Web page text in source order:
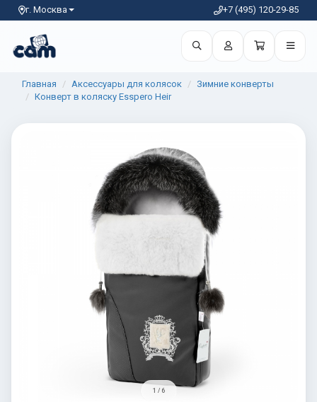
г. Москва +7 (495) 120-29-85
Главная Аксессуары для колясок
Зимние конверты
Конверт в коляску Esspero Heir
1 / 6